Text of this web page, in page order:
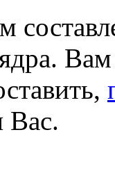
Вас.